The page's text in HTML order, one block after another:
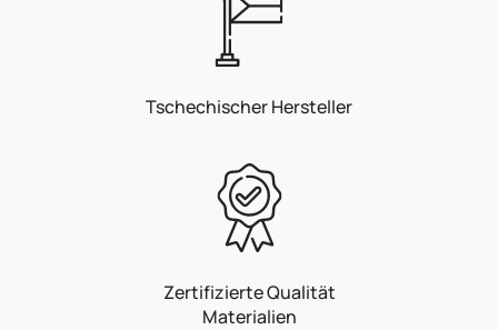
Tschechischer Hersteller
Zertifizierte Qualität
Materialien